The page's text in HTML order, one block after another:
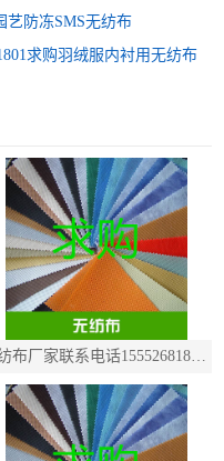
艺防冻SMS无纺布‌
求购羽绒服内衬用无纺布
无纺布厂家联系电话15552681801求购白色覆膜无纺布